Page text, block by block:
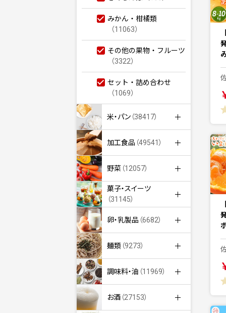
みかん・柑橘類
（11063）
その他の果物・フルーツ
（3322）
セット・詰め合わせ
（1069）
米・パン （38417）
加工食品 （49541）
野菜 （12057）
菓子・スイーツ
（31145）
卵・乳製品 （6682）
麺類 （9273）
調味料・油 （11969）
お酒 （27153）